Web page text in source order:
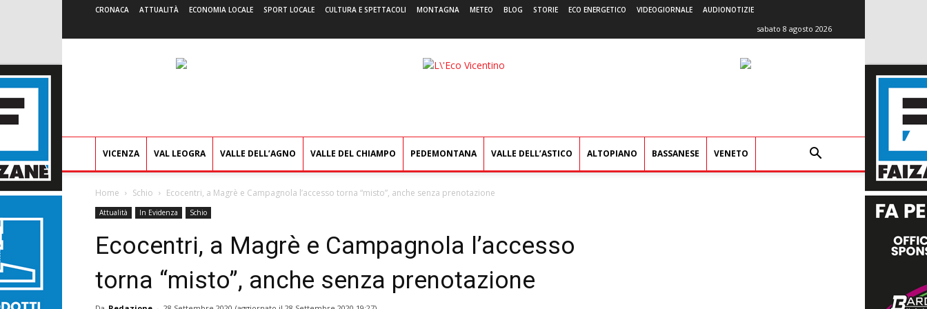
CRONACA ATTUALITÀ ECONOMIA LOCALE SPORT LOCALE CULTURA E SPETTACOLI MONTAGNA METEO BLOG STORIE ECO ENERGETICO VIDEOGIORNALE AUDIONOTIZIE
sabato 8 agosto 2026
L'Eco
VICENZA VAL LEOGRA VALLE DELL’AGNO VALLE DEL CHIAMPO PEDEMONTANA VALLE DELL’ASTICO ALTOPIANO BASSANESE VENETO
Home Schio Ecocentri, a Magrè e Campagnola l’accesso torna “misto”, anche senza prenotazione
Attualità In Evidenza Schio
Ecocentri, a Magrè e Campagnola l’accesso
torna “misto”, anche senza prenotazione